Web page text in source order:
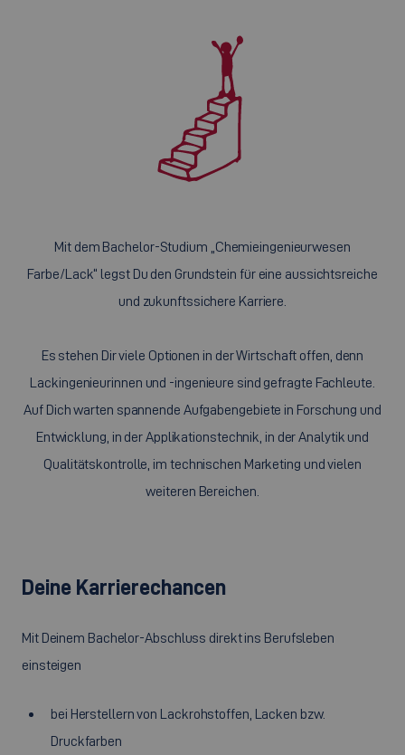
Mit dem Bachelor-Studium „Chemieingenieurwesen
Farbe/Lack“ legst Du den Grundstein für eine aussichtsreiche
und zukunftssichere Karriere.
Es stehen Dir viele Optionen in der Wirtschaft offen, denn
Lackingenieurinnen und -ingenieure sind gefragte Fachleute.
Auf Dich warten spannende Aufgabengebiete in Forschung und
Entwicklung, in der Applikationstechnik, in der Analytik und
Qualitätskontrolle, im technischen Marketing und vielen
weiteren Bereichen.
Deine Karrierechancen
Mit Deinem Bachelor-Abschluss direkt ins Berufsleben
einsteigen
bei Herstellern von Lackrohstoffen, Lacken bzw.
Druckfarben